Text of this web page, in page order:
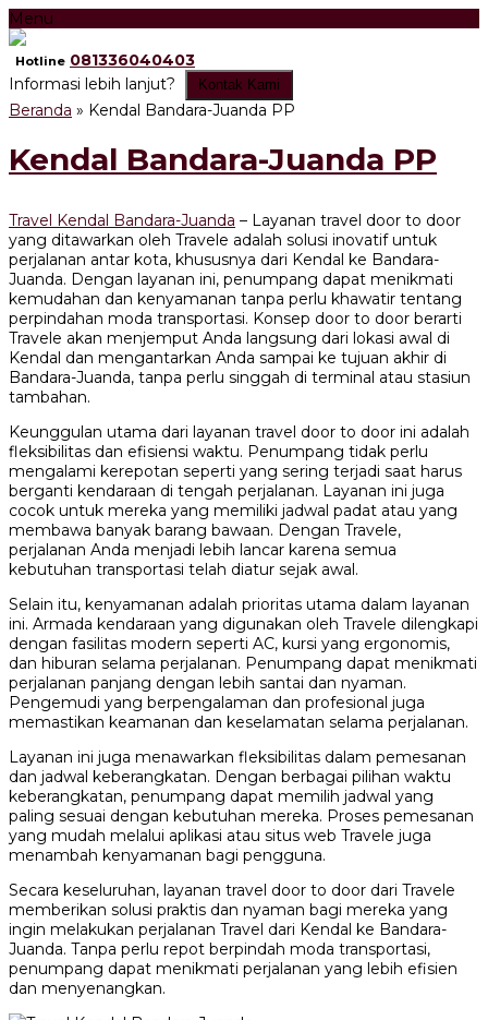
Menu
Hotline 081336040403
Informasi lebih lanjut?
Kontak Kami
Beranda » Kendal Bandara-Juanda PP
Kendal Bandara-Juanda PP
Travel Kendal Bandara-Juanda – Layanan travel door to door
yang ditawarkan oleh Travele adalah solusi inovatif untuk
perjalanan antar kota, khususnya dari Kendal ke Bandara-
Juanda. Dengan layanan ini, penumpang dapat menikmati
kemudahan dan kenyamanan tanpa perlu khawatir tentang
perpindahan moda transportasi. Konsep door to door berarti
Travele akan menjemput Anda langsung dari lokasi awal di
Kendal dan mengantarkan Anda sampai ke tujuan akhir di
Bandara-Juanda, tanpa perlu singgah di terminal atau stasiun
tambahan.
Keunggulan utama dari layanan travel door to door ini adalah
fleksibilitas dan efisiensi waktu. Penumpang tidak perlu
mengalami kerepotan seperti yang sering terjadi saat harus
berganti kendaraan di tengah perjalanan. Layanan ini juga
cocok untuk mereka yang memiliki jadwal padat atau yang
membawa banyak barang bawaan. Dengan Travele,
perjalanan Anda menjadi lebih lancar karena semua
kebutuhan transportasi telah diatur sejak awal.
Selain itu, kenyamanan adalah prioritas utama dalam layanan
ini. Armada kendaraan yang digunakan oleh Travele dilengkapi
dengan fasilitas modern seperti AC, kursi yang ergonomis,
dan hiburan selama perjalanan. Penumpang dapat menikmati
perjalanan panjang dengan lebih santai dan nyaman.
Pengemudi yang berpengalaman dan profesional juga
memastikan keamanan dan keselamatan selama perjalanan.
Layanan ini juga menawarkan fleksibilitas dalam pemesanan
dan jadwal keberangkatan. Dengan berbagai pilihan waktu
keberangkatan, penumpang dapat memilih jadwal yang
paling sesuai dengan kebutuhan mereka. Proses pemesanan
yang mudah melalui aplikasi atau situs web Travele juga
menambah kenyamanan bagi pengguna.
Secara keseluruhan, layanan travel door to door dari Travele
memberikan solusi praktis dan nyaman bagi mereka yang
ingin melakukan perjalanan Travel dari Kendal ke Bandara-
Juanda. Tanpa perlu repot berpindah moda transportasi,
penumpang dapat menikmati perjalanan yang lebih efisien
dan menyenangkan.